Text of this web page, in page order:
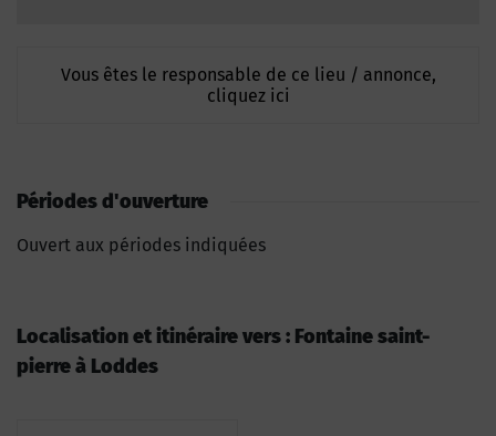
Vous êtes le responsable de ce lieu / annonce,
cliquez ici
Périodes d'ouverture
Ouvert aux périodes indiquées
Localisation et itinéraire vers : Fontaine saint-
pierre à Loddes